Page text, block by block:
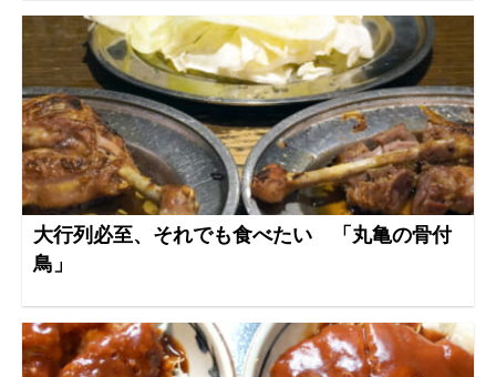
大行列必至、それでも食べたい 「丸亀の骨付
鳥」